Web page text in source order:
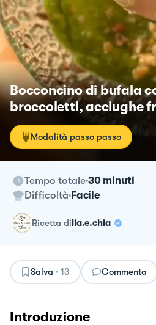
Bocconcino di bufala
broccoletti, acciughe
Modalità passo passo
Tempo totale 30 minuti
Difficoltà Facile
ricetta dilia.e.chia
Salva · 13 Commenta
Introduzione